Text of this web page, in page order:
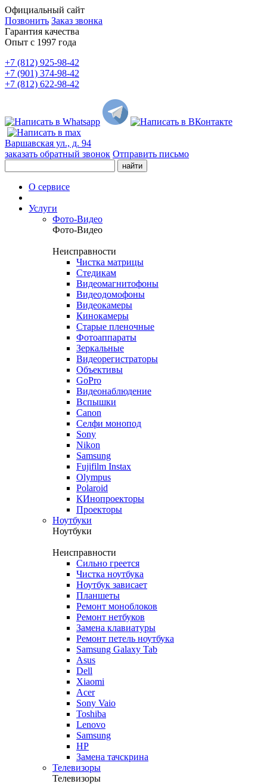
Официальный сайт
Позвонить Заказ звонка
Гарантия качества
Опыт с 1997 года
+7 (812) 925-98-42
+7 (901) 374-98-42
+7 (812) 622-98-42
Варшавская ул., д. 94
заказать обратный звонок Отправить письмо
О сервисе
Услуги
Фото-Видео
Фото-Видео
Неисправности
Чистка матрицы
Стедикам
Видеомагнитофоны
Видеодомофоны
Видеокамеры
Кинокамеры
Старые пленочные
Фотоаппараты
Зеркальные
Видеорегистраторы
Объективы
GoPro
Видеонаблюдение
Вспышки
Canon
Селфи монопод
Sony
Nikon
Samsung
Fujifilm Instax
Olympus
Polaroid
КИнопроекторы
Проекторы
Ноутбуки
Ноутбуки
Неисправности
Сильно греется
Чистка ноутбука
Ноутбук зависает
Планшеты
Ремонт моноблоков
Ремонт нетбуков
Замена клавиатуры
Ремонт петель ноутбука
Samsung Galaxy Tab
Asus
Dell
Xiaomi
Acer
Sony Vaio
Toshiba
Lenovo
Samsung
HP
Замена тачскрина
Телевизоры
Телевизоры